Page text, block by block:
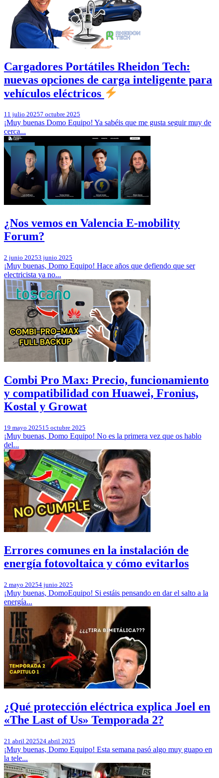
Cargadores Portátiles Rheidon Tech:
nuevas opciones de carga inteligente para
vehículos eléctricos
11 julio 20257 octubre 2025
¡Muy buenas Domo Equipo! Ya sabéis que me gusta seguir muy de
cerca...
¿Nos vemos en Valencia E-mobility
Forum?
2 junio 20253 junio 2025
¡Muy buenas, Domo Equipo! Hace años que defiendo que ser
electricista ya no...
Combi Pro Max: Precio, funcionamiento
y compatibilidad con Huawei, Fronius,
Kostal y Growat
19 mayo 202515 octubre 2025
¡Muy buenas, Domo Equipo! No es la primera vez que os hablo
del...
Errores comunes en la instalación de
energía fotovoltaica y cómo evitarlos
2 mayo 20254 junio 2025
¡Muy buenas, DomoEquipo! Si estáis pensando en dar el salto a la
energía...
¿Qué protección eléctrica explica Joel en
«The Last of Us» Temporada 2?
21 abril 202524 abril 2025
¡Muy buenas, Domo Equipo! Esta semana pasó algo muy guapo en
la tele...